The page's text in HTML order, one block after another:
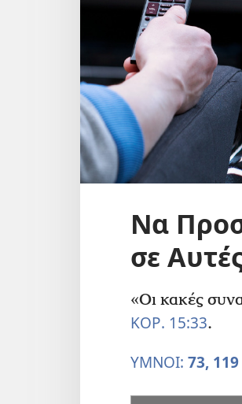
Να
σε
«Οι κακές
ΚΟΡ. 15:33.
ΥΜΝΟΙ: 73, 119